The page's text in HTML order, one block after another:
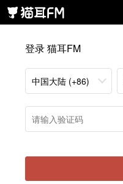
登录 猫耳FM
中国大陆 (+86)